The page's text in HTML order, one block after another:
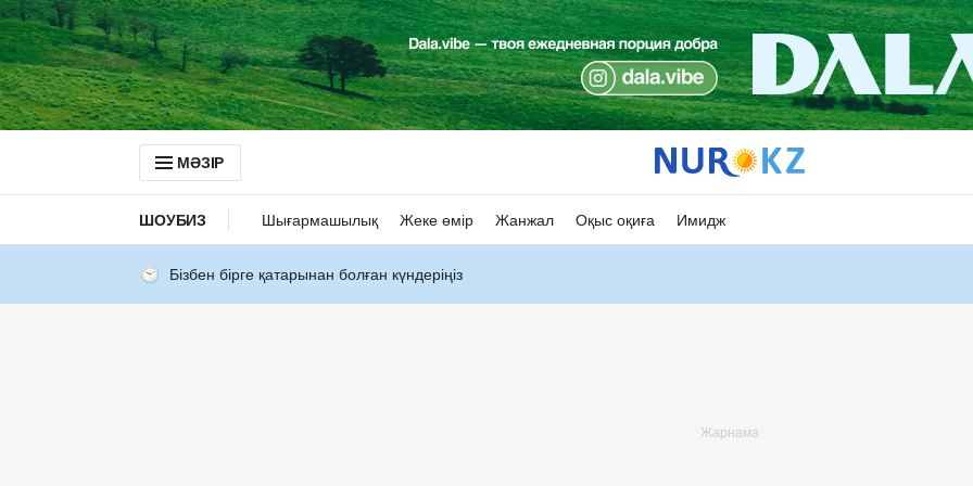
МӘЗІР
ШОУБИЗ Шығармашылық Жеке өмір Жанжал Оқыс оқиға Имидж
Бізбен бірге қатарынан болған күндеріңіз